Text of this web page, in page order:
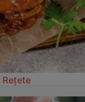
Rețete